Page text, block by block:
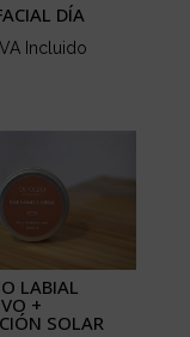
DÍA
IVA Incluido
LABIAL
+
SOLAR